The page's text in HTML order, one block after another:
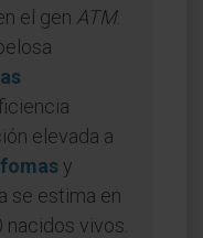
el gen ATM.
elevada a
y
se estima en
vivos.